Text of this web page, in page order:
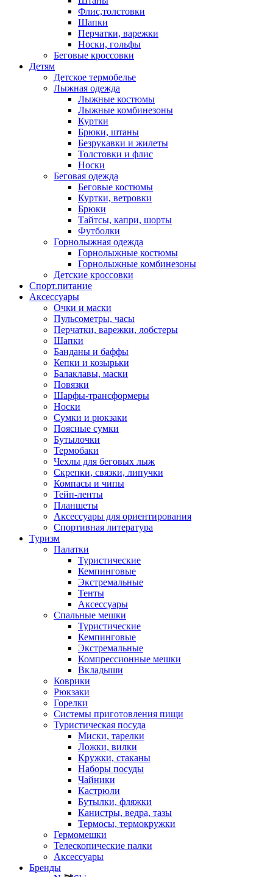
Флис,толстовки
Шапки
Перчатки, варежки
Носки, гольфы
Беговые кроссовки
Детям
Детское термобелье
Лыжная одежда
Лыжные костюмы
Лыжные комбинезоны
Куртки
Брюки, штаны
Безрукавки и жилеты
Толстовки и флис
Носки
Беговая одежда
Беговые костюмы
Куртки, ветровки
Брюки
Тайтсы, капри, шорты
Футболки
Горнолыжная одежда
Горнолыжные костюмы
Горнолыжные комбинезоны
Детские кроссовки
Спорт.питание
Аксессуары
Очки и маски
Пульсометры, часы
Перчатки, варежки, лобстеры
Шапки
Банданы и баффы
Кепки и козырьки
Балаклавы, маски
Повязки
Шарфы-трансформеры
Носки
Сумки и рюкзаки
Поясные сумки
Бутылочки
Термобаки
Чехлы для беговых лыж
Скрепки, связки, липучки
Компасы и чипы
Тейп-ленты
Планшеты
Аксессуары для ориентирования
Спортивная литература
Туризм
Палатки
Туристические
Кемпинговые
Экстремальные
Тенты
Аксессуары
Спальные мешки
Туристические
Кемпинговые
Экстремальные
Компрессионные мешки
Вкладыши
Коврики
Рюкзаки
Горелки
Системы приготовления пищи
Туристическая посуда
Миски, тарелки
Ложки, вилки
Кружки, стаканы
Наборы посуды
Чайники
Кастрюли
Бутылки, фляжки
Канистры, ведра, тазы
Термосы, термокружки
Гермомешки
Телескопические палки
Аксессуары
Бренды